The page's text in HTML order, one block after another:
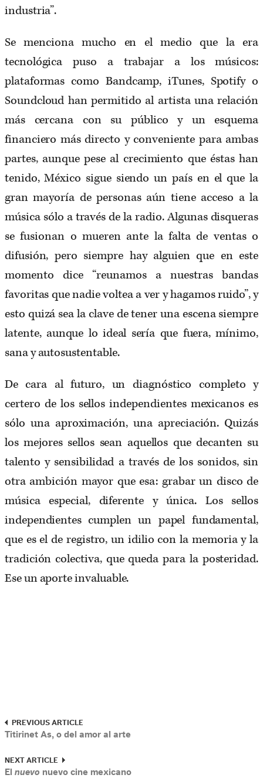
industria”.
Se menciona mucho en el medio que la era
tecnológica puso a trabajar a los músicos:
plataformas como Bandcamp, iTunes, Spotify o
Soundcloud han permitido al artista una relación
más cercana con su público y un esquema
financiero más directo y conveniente para ambas
partes, aunque pese al crecimiento que éstas han
tenido, México sigue siendo un país en el que la
gran mayoría de personas aún tiene acceso a la
música sólo a través de la radio. Algunas disqueras
se fusionan o mueren ante la falta de ventas o
difusión, pero siempre hay alguien que en este
momento dice “reunamos a nuestras bandas
favoritas que nadie voltea a ver y hagamos ruido”, y
esto quizá sea la clave de tener una escena siempre
latente, aunque lo ideal sería que fuera, mínimo,
sana y autosustentable.
De cara al futuro, un diagnóstico completo y
certero de los sellos independientes mexicanos es
sólo una aproximación, una apreciación. Quizás
los mejores sellos sean aquellos que decanten su
talento y sensibilidad a través de los sonidos, sin
otra ambición mayor que esa: grabar un disco de
música especial, diferente y única. Los sellos
independientes cumplen un papel fundamental,
que es el de registro, un idilio con la memoria y la
tradición colectiva, que queda para la posteridad.
Ese un aporte invaluable.
PREVIOUS ARTICLE
Titirinet As, o del amor al arte
NEXT ARTICLE
El nuevo nuevo cine mexicano